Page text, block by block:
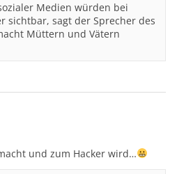
Medien würden bei
sichtbar, sagt der Sprecher des
Müttern und Vätern
und zum Hacker wird…